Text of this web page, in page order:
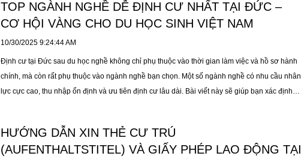
bạn ở lại Đức hợp pháp, an tâm làm việc và định cư lâu dài.
TOP NGÀNH NGHỀ DỄ ĐỊNH CƯ NHẤT TẠI ĐỨC –
CƠ HỘI VÀNG CHO DU HỌC SINH VIỆT NAM
10/30/2025 9:24:44 AM
Định cư tại Đức sau du học nghề không chỉ phụ thuộc vào thời gian làm việc và hồ sơ hành
chính, mà còn rất phụ thuộc vào ngành nghề bạn chọn. Một số ngành nghề có nhu cầu nhân
lực cực cao, thu nhập ổn định và ưu tiên định cư lâu dài. Bài viết này sẽ giúp bạn xác định
HƯỚNG DẪN XIN THẺ CƯ TRÚ
(AUFENTHALTSTITEL) VÀ GIẤY PHÉP LAO ĐỘNG TẠI